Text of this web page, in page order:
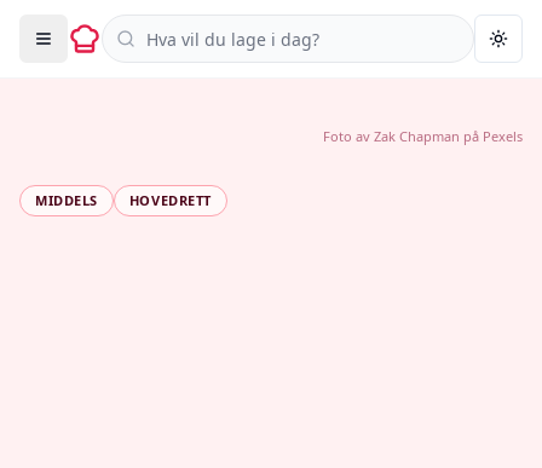
Søk i oppskrifter
MIDDELS HOVEDRETT
Foto av Zak Chapman på Pexels